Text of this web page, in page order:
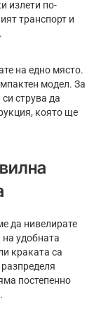
излети по-
транспорт и
на едно място.
модел. За
струва да
която ще
да нивелирате
удобната
краката са
постепенно